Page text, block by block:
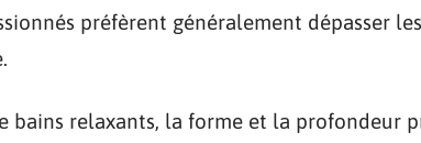
préfèrent généralement dépasser
bains relaxants, la forme et la profondeur